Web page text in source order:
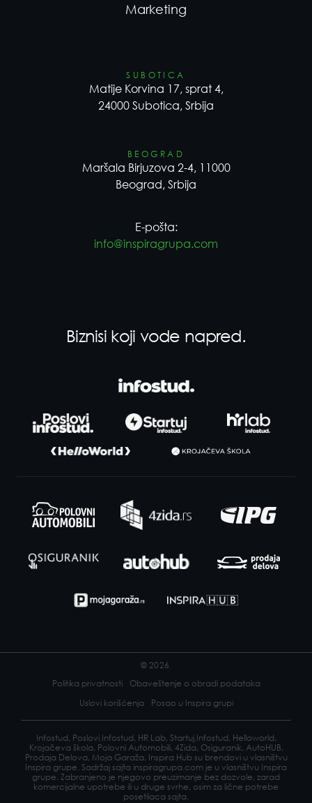
Marketing
SUBOTICA
Matije Korvina 17, sprat 4,
24000 Subotica, Srbija
BEOGRAD
Maršala Birjuzova 2-4, 11000
Beograd, Srbija
E-pošta:
info@inspiragrupa.com
Biznisi koji vode napred.
© 2026.
Politika privatnosti
Obaveštenje o obradi podataka
Uslovi korišćenja
Posao u Inspira grupi
Infostud, Poslovi.Infostud, HR Lab, Startuj.Infostud, Helloworld,
Krojačeva škola, Polovni Automobili, 4Zida, Osiguranik, AutoHUB,
Prodaja Delova, Moja Garaža, Inspira Hub su brendovi u vlasništvu
Inspira grupe. Sadržaj sajta inspiragrupa.com je u vlasništvu Inspira
grupe. Zabranjeno je njegovo preuzimanje bez dozvole, zarad
komercijalne upotrebe ili u druge svrhe, osim za lične potrebe
posetilaca sajta.